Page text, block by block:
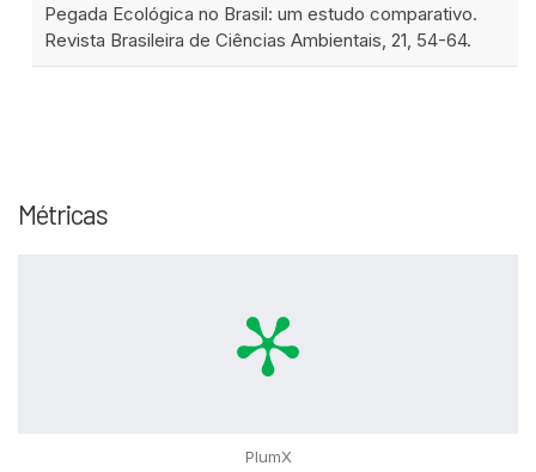
Pegada Ecológica no Brasil: um estudo comparativo.
Revista Brasileira de Ciências Ambientais, 21, 54-64.
Métricas
PlumX